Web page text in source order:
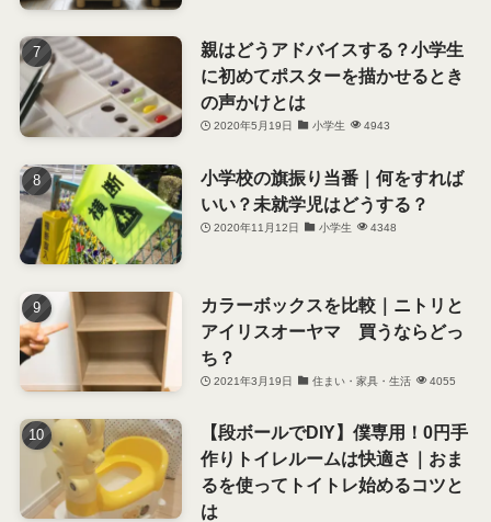
親はどうアドバイスする？小学生
に初めてポスターを描かせるとき
の声かけとは
2020年5月19日 小学生 4943
小学校の旗振り当番｜何をすれば
いい？未就学児はどうする？
2020年11月12日 小学生 4348
カラーボックスを比較｜ニトリと
アイリスオーヤマ 買うならどっ
ち？
2021年3月19日 住まい・家具・生活 4055
【段ボールでDIY】僕専用！0円手
作りトイレルームは快適さ｜おま
るを使ってトイトレ始めるコツと
は